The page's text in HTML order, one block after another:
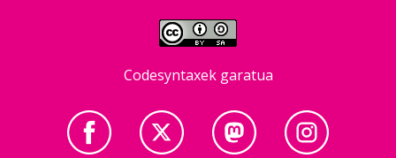
Codesyntaxek garatua